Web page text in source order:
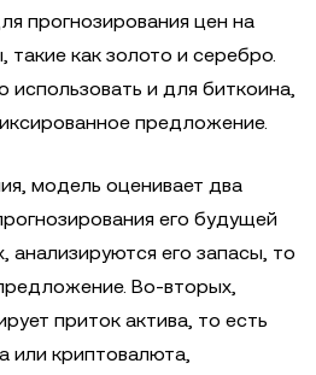
прогнозирования цен на
как золото и серебро.
и для биткоина,
предложение.
модель оценивает два
его будущей
анализируются его запасы, то
Во-вторых,
приток актива, то есть
или криптовалюта,